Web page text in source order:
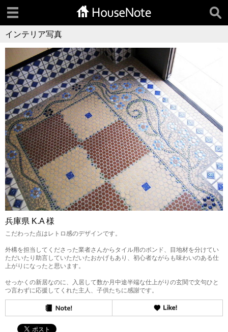
インテリア写真
兵庫県 K.A 様
こだわった点はレトロ感のデザインです。
外構を担当してくださった業者さんからタイル用のボンド、目地材を分けてい
ただいたり助言していただいたおかげもあり、初心者ながらも味わいのある仕
上がりになったと思います。
せっかくの新居なのに、入居して数か月中途半端な仕上がりの玄関で文句ひと
つ言わずに応援してくれた主人、子供たちに感謝です。